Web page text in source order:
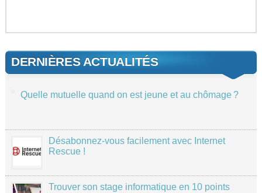
DERNIÈRES ACTUALITÉS
Quelle mutuelle quand on est jeune et au chômage ?
Désabonnez-vous facilement avec Internet
Rescue !
Trouver son stage informatique en 10 points